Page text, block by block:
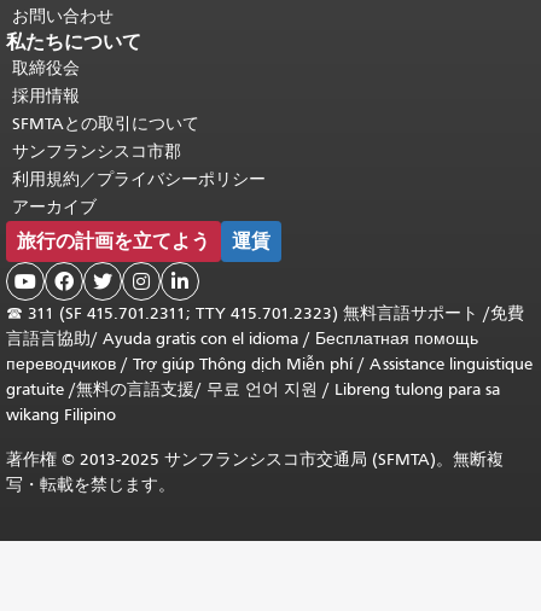
お問い合わせ
私たちについて
取締役会
採用情報
SFMTAとの取引について
サンフランシスコ市郡
利用規約／プライバシーポリシー
アーカイブ
旅行の計画を立てよう 運賃
    
☎ 311 (SF 415.701.2311; TTY 415.701.2323) 無料言語サポート /免費
言語言協助/ Ayuda gratis con el idioma / Бесплатная помощь
переводчиков / Trợ giúp Thông dịch Miễn phí/ Assistance linguistique
gratuite /無料の言語支援/ 무료 언어 지원 / Libreng tulong para sa
wikang Filipino
著作権 © 2013-2025 サンフランシスコ市交通局 (SFMTA)。無断複
写・転載を禁じます。